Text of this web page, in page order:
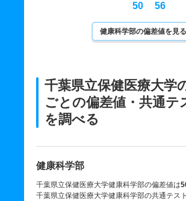
50 56
健康科学部の偏差値を見る
千葉県立保健医療大学
ごとの偏差値・共通テ
を調べる
健康科学部
千葉県立保健医療大学健康科学部の偏差値は
千葉県立保健医療大学健康科学部の共通テス